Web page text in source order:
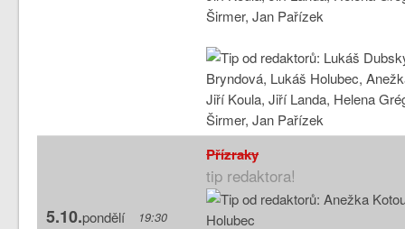
5.10.pondělí 19:30
Přízraky
tip redaktora!